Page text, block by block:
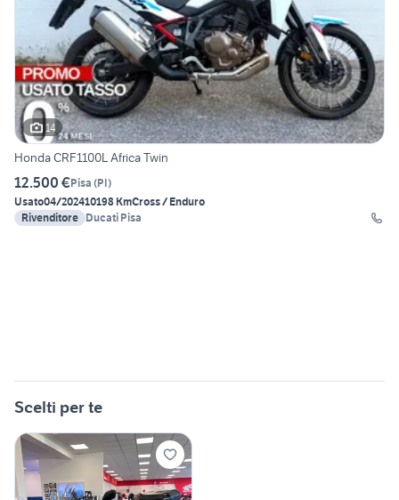
14
Honda CRF1100L Africa Twin
12.500 €Pisa (PI)
Usato04/202410198 KmCross / Enduro
Rivenditore Ducati Pisa
Scelti per te